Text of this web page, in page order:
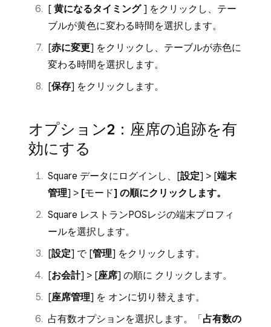
[ 黄になるタイミング] をクリックし、テー
ブルが黄色に変わる時間を選択します。
[赤に変更] をクリックし、テーブルが赤色に
変わる時間を選択します。
[保存] をクリックします。
オプション2：座席の追跡を有
効にする
Square データにログインし、[設定] > [端末
管理] > [モード] の順にクリックします。
Square レストランPOSレジの端末プロフィ
ールを選択します。
[設定] で [管理] をクリックします。
[お会計] > [座席] の順に クリックします。
[座席管理] を オンに切り替えます。
占有数オプションを選択します。「占有数の